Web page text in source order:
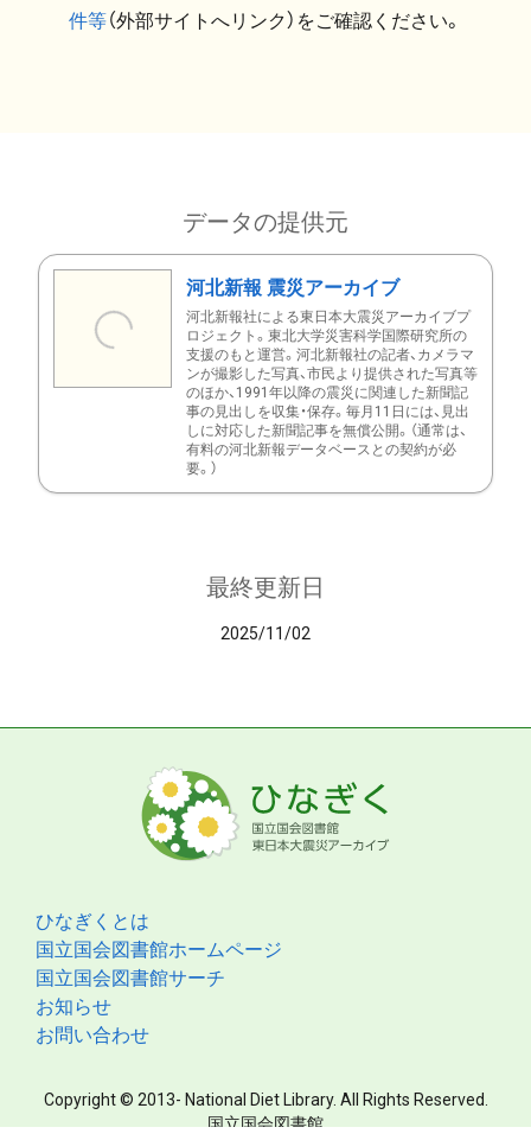
件等（外部サイトへリンク）をご確認ください。
データの提供元
河北新報 震災アーカイブ
河北新報社による東日本大震災アーカイブプ
ロジェクト。東北大学災害科学国際研究所の
支援のもと運営。河北新報社の記者、カメラマ
ンが撮影した写真、市民より提供された写真等
のほか、1991年以降の震災に関連した新聞記
事の見出しを収集・保存。毎月11日には、見出
しに対応した新聞記事を無償公開。（通常は、
有料の河北新報データベースとの契約が必
要。）
最終更新日
2025/11/02
ひなぎくとは
国立国会図書館ホームページ
国立国会図書館サーチ
お知らせ
お問い合わせ
Copyright © 2013- National Diet Library. All Rights Reserved.